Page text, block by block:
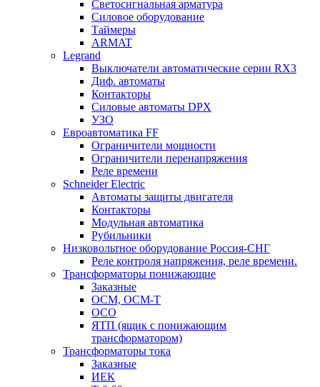
Светосигнальная арматура
Силовое оборудование
Таймеры
ARMAT
Legrand
Выключатели автоматические серии RX3
Диф. автоматы
Контакторы
Силовые автоматы DPX
УЗО
Евроавтоматика FF
Ограничители мощности
Ограничители перенапряжения
Реле времени
Schneider Electric
Автоматы защиты двигателя
Контакторы
Модульная автоматика
Рубильники
Низковольтное оборудование Россия-СНГ
Реле контроля напряжения, реле времени.
Трансформаторы понижающие
Заказные
ОСМ, ОСМ-Т
ОСО
ЯТП (ящик с понижающим
трансформатором)
Трансформаторы тока
Заказные
ИЕК